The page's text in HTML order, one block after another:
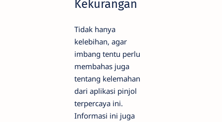
Kekurangan
Tidak hanya
kelebihan, agar
imbang tentu perlu
membahas juga
tentang kelemahan
dari aplikasi pinjol
terpercaya ini.
Informasi ini juga